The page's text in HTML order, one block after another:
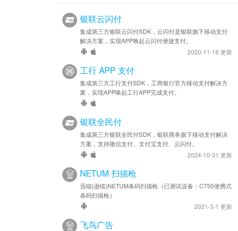
银联云闪付
集成第三方银联云闪付SDK，云闪付是银联旗下移动支付
解决方案，实现APP唤起云闪付便捷支付。
2020-11-16 更新
工行 APP 支付
集成第三方工行支付SDK，工商银行官方移动支付解决方
案，实现APP唤起工行APP完成支付。
银联全民付
集成第三方银联全民付SDK，银联商务旗下移动支付解决
方案，支持微信支付、支付宝支付、云闪付。
2024-10-31 更新
NETUM 扫描枪
迅镭(逊镭)NETUM条码扫描枪（已测试设备：C750便携式
条码扫描枪）
2021-3-1 更新
飞鸟广告